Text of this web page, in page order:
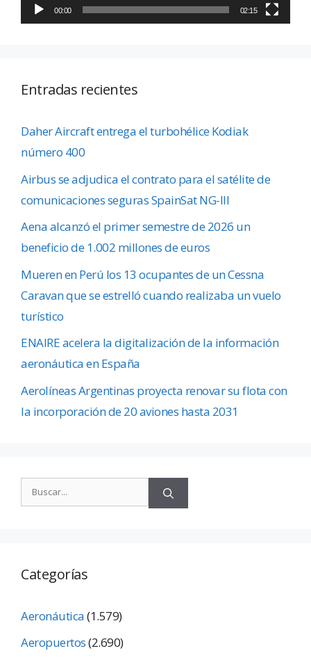
00:00 02:15
Entradas recientes
Daher Aircraft entrega el turbohélice Kodiak
número 400
Airbus se adjudica el contrato para el satélite de
comunicaciones seguras SpainSat NG-III
Aena alcanzó el primer semestre de 2026 un
beneficio de 1.002 millones de euros
Mueren en Perú los 13 ocupantes de un Cessna
Caravan que se estrelló cuando realizaba un vuelo
turístico
ENAIRE acelera la digitalización de la información
aeronáutica en España
Aerolíneas Argentinas proyecta renovar su flota con
la incorporación de 20 aviones hasta 2031
Categorías
Aeronáutica(1.579)
Aeropuertos(2.690)